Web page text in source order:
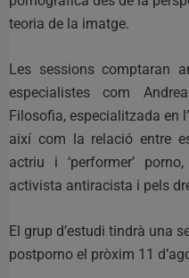
teoria de la imatge.
Les sessions comptaran
especialistes com
Filosofia, especialitzada en
així com la relació entre
actriu i ‘performer’
activista antiracista i pels
El grup d’estudi tindrà una
postporno el pròxim 11